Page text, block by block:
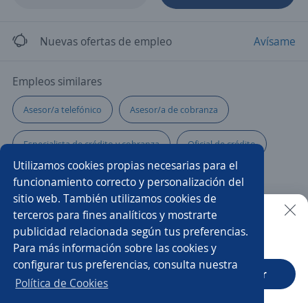
Nuevas ofertas de empleo Avísame
Empleos similares
Asesor/a telefónico Asesor/a de cobranza
Especialista de crédito y cobranza Oficial de crédito
Ejecutivo/a comercial Asesor/a de cobranzas
Ejecutivo cobranza Asesor/a de negocios
Atención al cliente Cajero banco
Asesores de cobranza
Buscar es más fácil en la app
CT App Abrir
Utilizamos cookies propias necesarias para el
funcionamiento correcto y personalización del
sitio web. También utilizamos cookies de
terceros para fines analíticos y mostrarte
publicidad relacionada según tus preferencias.
Para más información sobre las cookies y
configurar tus preferencias, consulta nuestra
Política de Cookies